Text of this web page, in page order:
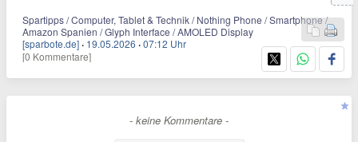
Spartipps / Computer, Tablet & Technik / Nothing Phone / Smartphone /
Amazon Spanien / Glyph Interface / AMOLED Display
[sparbote.de] · 19.05.2026 ·07:12 Uhr
[0 Kommentare]
- keine Kommentare -